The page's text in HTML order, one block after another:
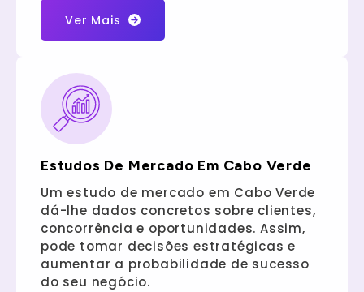
Ver Mais
Estudos De Mercado Em Cabo Verde
Um estudo de mercado em Cabo Verde
dá-lhe dados concretos sobre clientes,
concorrência e oportunidades. Assim,
pode tomar decisões estratégicas e
aumentar a probabilidade de sucesso
do seu negócio.